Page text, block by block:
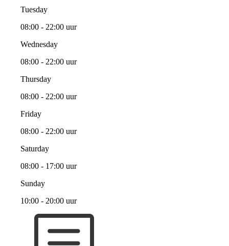
Tuesday
08:00 - 22:00 uur
Wednesday
08:00 - 22:00 uur
Thursday
08:00 - 22:00 uur
Friday
08:00 - 22:00 uur
Saturday
08:00 - 17:00 uur
Sunday
10:00 - 20:00 uur